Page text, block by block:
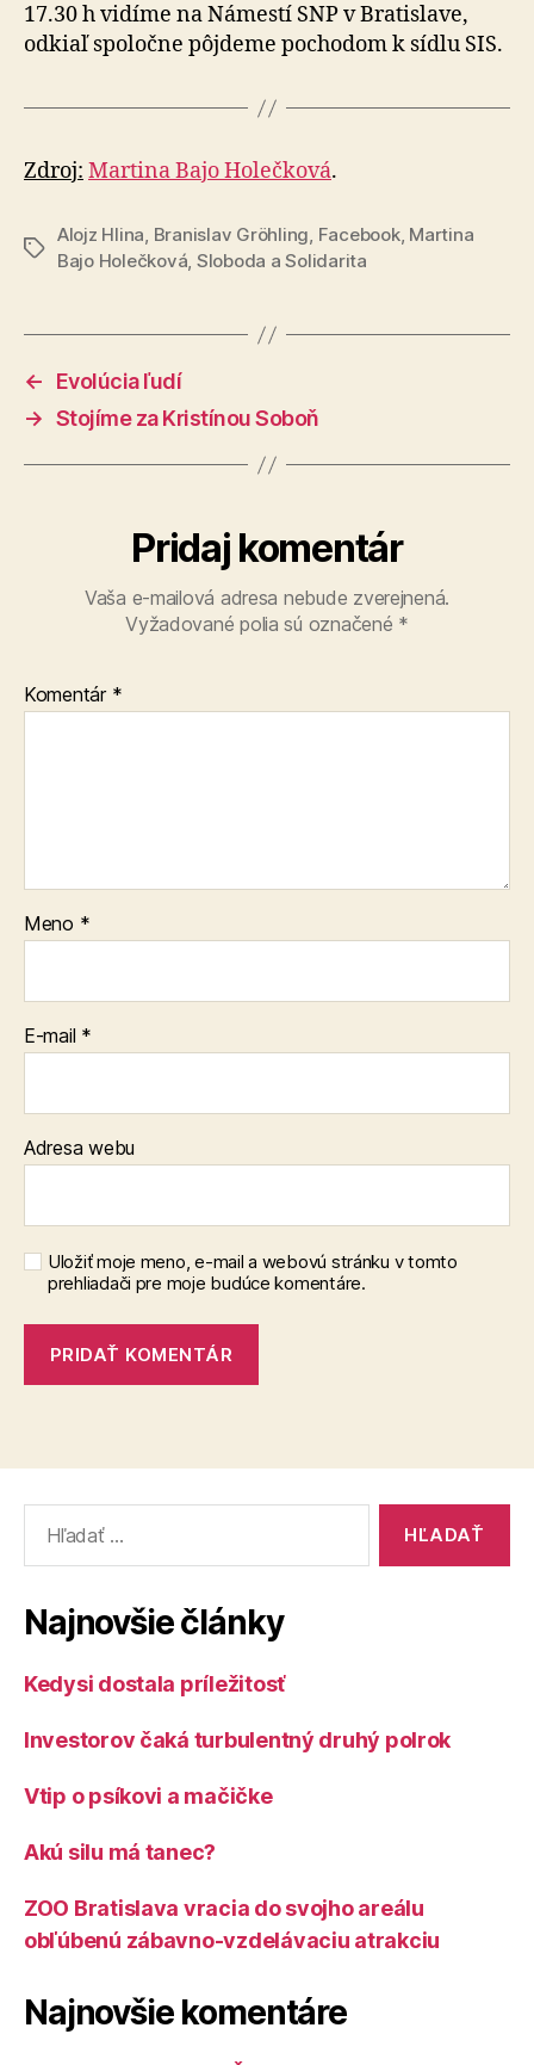
17.30 h vidíme na Námestí SNP v Bra­tis­la­ve,
odkiaľ spoločne pôjdeme pochodom k sídlu SIS.
Zdroj: Martina Bajo Holečková.
Značky
Alojz Hlina, Branislav Gröhling, Facebook, Martina
Bajo Holečková, Sloboda a Solidarita
←
Evolúcia ľudí
→ Stojíme za Kristínou Soboň
Pridaj komentár
Vaša e-mailová adresa nebude zverejnená.
Vyžadované polia sú označené *
Komentár *
Meno *
E-mail *
Adresa webu
Uložiť moje meno, e-mail a webovú stránku v tomto
prehliadači pre moje budúce komentáre.
Najnovšie články
Kedysi dostala príležitosť
Investorov čaká turbulentný druhý polrok
Vtip o psíkovi a mačičke
Akú silu má tanec?
ZOO Bratislava vracia do svojho areálu
obľúbenú zábavno-vzdelávaciu atrakciu
Najnovšie komentáre